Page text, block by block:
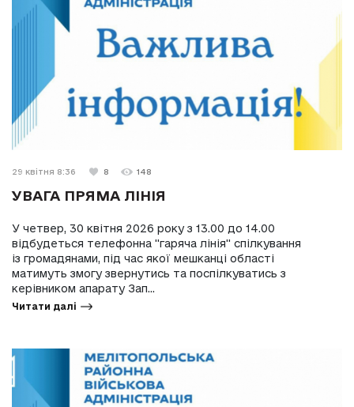
29 квітня 8:36 8 148
УВАГА ПРЯМА ЛІНІЯ
У четвер, 30 квітня 2026 року з 13.00 до 14.00
відбудеться телефонна "гаряча лінія" спілкування
із громадянами, під час якої мешканці області
матимуть змогу звернутись та поспілкуватись з
керівником апарату Зап...
Читати далі